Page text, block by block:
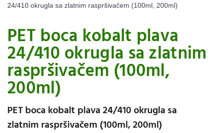
24/410 okrugla sa zlatnim raspršivačem (100ml, 200ml)
PET boca kobalt plava
24/410 okrugla sa zlatnim
raspršivačem (100ml,
200ml)
PET boca kobalt plava 24/410 okrugla sa
zlatnim raspršivačem (100ml, 200ml)